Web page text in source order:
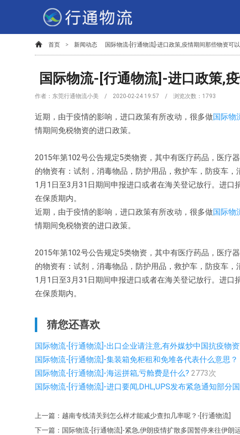
首页 > 新闻动态 国际物流-[行通物流]-进口政策,疫情期间那些物资可
国际物流-[行通物流]-进口政策,
作者：东莞行通物流小美 / 2020-02-24 19:57 / 浏览次数： 1793
近期，由于疫情的影响，进口政策有所改动，很多做国际物
情期间免税物资的进口政策。
2015年第102号公告规定5类物资，其中有医疗药品，医疗
的物资有：试剂，消毒物品，防护用品，救护车，防疫车
1月1日至3月31日期间申报进口或者在海关登记放行。进
在保质期内。
近期，由于疫情的影响，进口政策有所改动，很多做国际物
情期间免税物资的进口政策。
2015年第102号公告规定5类物资，其中有医疗药品，医疗
的物资有：试剂，消毒物品，防护用品，救护车，防疫车
1月1日至3月31日期间申报进口或者在海关登记放行。进
在保质期内。
猜您还喜欢
国际物流-[行通物流]-出口企业请注意,有外媒炒中国抗疫物资
国际物流-[行通物流]-集装箱免柜租和免堆各代表什么意思？
国际物流-[行通物流]-海运拼箱,亏舱费是什么? 2773次
国际物流-[行通物流]-进口要闻,DHL,UPS发布紧急通知部分
上一篇：越南专线清关到怎么样才能减少查扣几率呢？-[行通物流]
下一篇：国际物流-[行通物流]-紧急,伊朗疫情扩散多国暂停来往伊朗